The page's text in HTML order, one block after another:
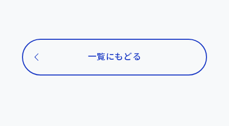
一覧にもどる